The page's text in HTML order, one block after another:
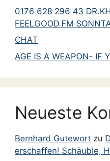
0176 628 296 43
FEELGOOD.FM
CHAT
AGE IS A WEAPON- IF
Neueste
Bernhard Gutewort zu
erschaffen! Schäuble,